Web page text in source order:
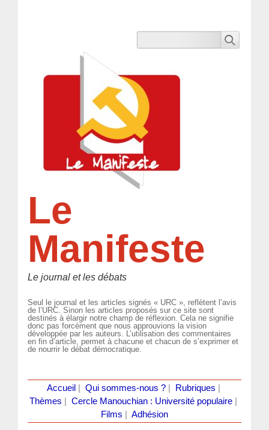
Le
Manifeste
Le journal et les débats
Seul le journal et les articles signés « URC », reflètent l’avis
de l’URC. Sinon les articles proposés sur ce site sont
destinés à élargir notre champ de réflexion. Cela ne signifie
donc pas forcément que nous approuvions la vision
développée par les auteurs. L’utilisation des commentaires
en fin d’article, permet à chacune et chacun de s’exprimer et
de nourrir le débat démocratique.
Accueil Qui sommes-nous ?| Rubriques
Thèmes
Cercle Manouchian : Université populaire
Films
Adhésion